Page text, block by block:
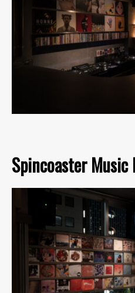
Spincoaster Music